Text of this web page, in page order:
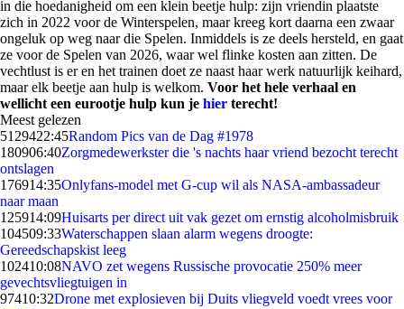
in die hoedanigheid om een klein beetje hulp: zijn vriendin plaatste
zich in 2022 voor de Winterspelen, maar kreeg kort daarna een zwaar
ongeluk op weg naar die Spelen. Inmiddels is ze deels hersteld, en gaat
ze voor de Spelen van 2026, waar wel flinke kosten aan zitten. De
vechtlust is er en het trainen doet ze naast haar werk natuurlijk keihard,
maar elk beetje aan hulp is welkom. Voor het hele verhaal en
wellicht een eurootje hulp kun je hier terecht!
Meest gelezen
5129422:45Random Pics van de Dag #1978
180906:40Zorgmedewerkster die 's nachts haar vriend bezocht terecht
ontslagen
176914:35Onlyfans-model met G-cup wil als NASA-ambassadeur
naar maan
125914:09Huisarts per direct uit vak gezet om ernstig alcoholmisbruik
104509:33Waterschappen slaan alarm wegens droogte:
Gereedschapskist leeg
102410:08NAVO zet wegens Russische provocatie 250% meer
gevechtsvliegtuigen in
97410:32Drone met explosieven bij Duits vliegveld voedt vrees voor